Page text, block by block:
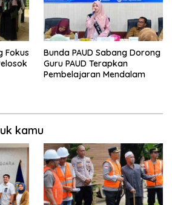
Fokus
Bunda PAUD Sabang Dorong
Guru PAUD Terapkan
Pembelajaran Mendalam
kamu